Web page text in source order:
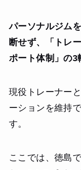
パーソナルジム
断せず、「トレ
ポート体制」の3
現役トレーナー
ーションを維持
す。
ここでは、徳島